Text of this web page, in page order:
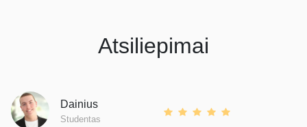
Atsiliepimai
Dainius
Studentas